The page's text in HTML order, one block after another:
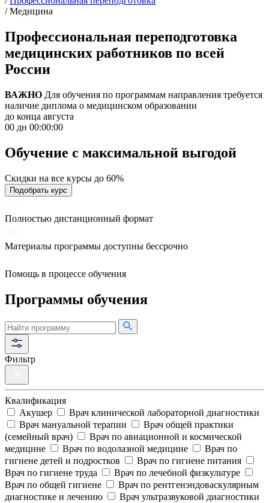
/ Медицина
Профессиональная переподготовка
медицинских работников по всей
России
ВАЖНО Для обучения по программам направления требуется
наличие диплома о медицинском образовании
до конца августа
00 дн 00:00:00
Обучение с максимальной выгодой
Скидки на все курсы до 60%
Подобрать курс
Полностью дистанционный формат
Материалы программы доступны бессрочно
Помощь в процессе обучения
Программы обучения
Фильтр
Квалификация
Акушер
Врач клинической лабораторной диагностики
Врач мануальной терапии
Врач общей практики
(семейный врач)
Врач по авиационной и космической
медицине
Врач по водолазной медицине
Врач по
гигиене детей и подростков
Врач по гигиене питания
Врач по гигиене труда
Врач по лечебной физкультуре
Врач по общей гигиене
Врач по рентгенэндоваскулярным
диагностике и лечению
Врач ультразвуковой диагностики